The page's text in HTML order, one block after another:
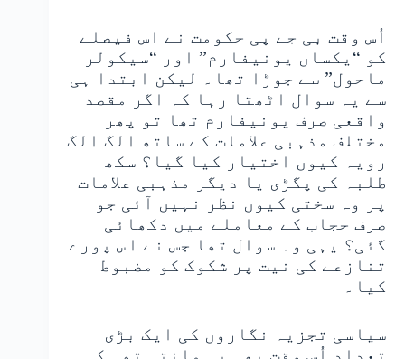
اُس وقت بی جے پی حکومت نے اس فیصلے
کو “یکساں یونیفارم” اور “سیکولر
ماحول” سے جوڑا تھا۔ لیکن ابتدا ہی
سے یہ سوال اٹھتا رہا کہ اگر مقصد
واقعی صرف یونیفارم تھا تو پھر
مختلف مذہبی علامات کے ساتھ الگ الگ
رویہ کیوں اختیار کیا گیا؟ سکھ
طلبہ کی پگڑی یا دیگر مذہبی علامات
پر وہ سختی کیوں نظر نہیں آئی جو
صرف حجاب کے معاملے میں دکھائی
گئی؟ یہی وہ سوال تھا جس نے اس پورے
تنازعے کی نیت پر شکوک کو مضبوط
کیا۔
سیاسی تجزیہ نگاروں کی ایک بڑی
تعداد اُس وقت بھی یہ مانتی تھی کہ